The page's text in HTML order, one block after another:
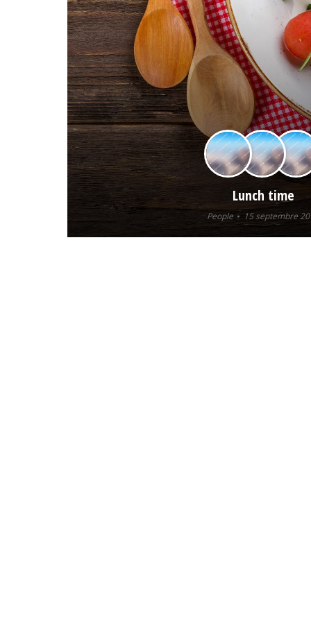
Lunch time
People 15 septembre